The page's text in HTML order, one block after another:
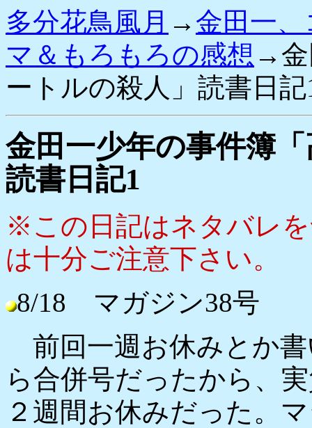
多分花鳥風月 → 金田一
マ＆もろもろの感想 →金
ートルの殺人」読書日記
金田一少年の事件簿
読書日記1
※この日記はネタバレ
は十分ご注意下さい。
8/18 マガジン38号
前回一週お休みとか
ら合併号だったから、
２週間お休みだった。